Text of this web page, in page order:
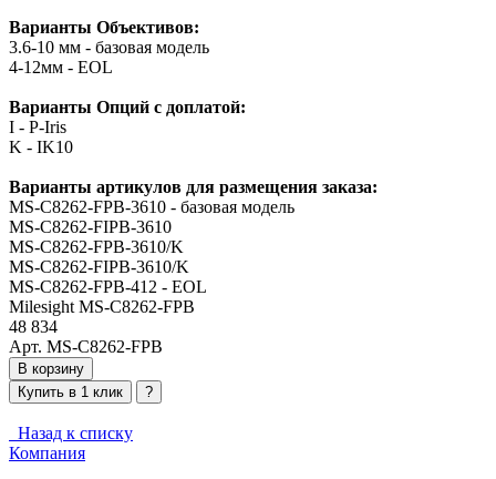
Варианты Объективов:
3.6-10 мм - базовая модель
4-12мм - EOL
Варианты Опций с доплатой:
I - P-Iris
K - IK10
Варианты артикулов для размещения заказа:
MS-C8262-FPB-3610 - базовая модель
MS-C8262-FIPB-3610
MS-C8262-FPB-3610/K
MS-C8262-FIPB-3610/K
MS-C8262-FPB-412 - EOL
Milesight MS-C8262-FPB
48 834
Арт. MS-C8262-FPB
В корзину
Купить в 1 клик
?
Назад к списку
Компания